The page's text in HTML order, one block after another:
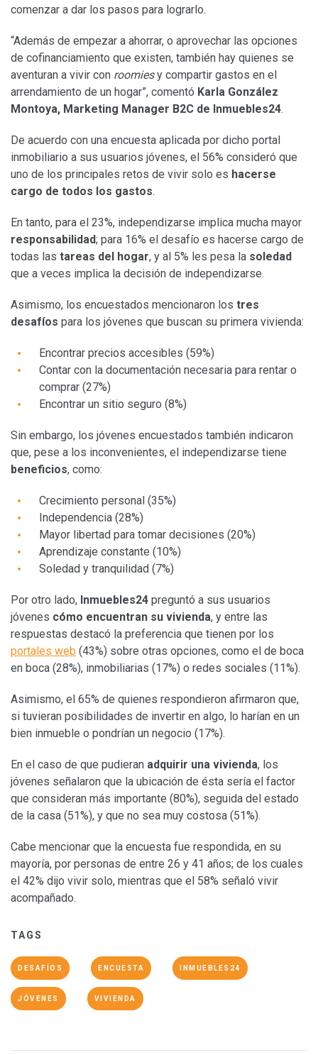
comenzar a dar los pasos para lograrlo.
“Además de empezar a ahorrar, o aprovechar las opciones
de cofinanciamiento que existen, también hay quienes se
aventuran a vivir con roomiesy compartir gastos en el
arrendamiento de un hogar”, comentó Karla González
Montoya, Marketing Manager B2C de Inmuebles24.
De acuerdo con una encuesta aplicada por dicho portal
inmobiliario a sus usuarios jóvenes, el 56% consideró que
uno de los principales retos de vivir solo es hacerse
cargo de todos los gastos.
En tanto, para el 23%, independizarse implica mucha mayor
responsabilidad; para 16% el desafío es hacerse cargo de
todas las tareas del hogar, y al 5% les pesa la soledad
que a veces implica la decisión de independizarse.
Asimismo, los encuestados mencionaron los tres
desafíos para los jóvenes que buscan su primera vivienda:
Encontrar precios accesibles (59%)
Contar con la documentación necesaria para rentar o
comprar (27%)
Encontrar un sitio seguro (8%)
Sin embargo, los jóvenes encuestados también indicaron
que, pese a los inconvenientes, el independizarse tiene
beneficios, como:
Crecimiento personal (35%)
Independencia (28%)
Mayor libertad para tomar decisiones (20%)
Aprendizaje constante (10%)
Soledad y tranquilidad (7%)
Por otro lado, Inmuebles24 preguntó a sus usuarios
jóvenes cómo encuentran su vivienda, y entre las
respuestas destacó la preferencia que tienen por los
portales web (43%) sobre otras opciones, como el de boca
en boca (28%), inmobiliarias (17%) o redes sociales (11%).
Asimismo, el 65% de quienes respondieron afirmaron que,
si tuvieran posibilidades de invertir en algo, lo harían en un
bien inmueble o pondrían un negocio (17%).
En el caso de que pudieran adquirir una vivienda, los
jóvenes señalaron que la ubicación de ésta sería el factor
que consideran más importante (80%), seguida del estado
de la casa (51%), y que no sea muy costosa (51%).
Cabe mencionar que la encuesta fue respondida, en su
mayoría, por personas de entre 26 y 41 años; de los cuales
el 42% dijo vivir solo, mientras que el 58% señaló vivir
acompañado.
TAGS
DESAFÍOS ENCUESTA INMUEBLES24
JÓVENES VIVIENDA